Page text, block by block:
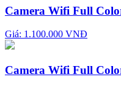
Camera Wifi Full
Giá: 1.100.000 VNĐ
Camera Wifi Full